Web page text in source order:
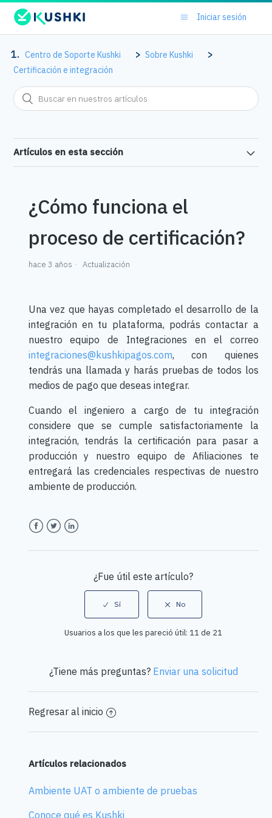
Iniciar sesión
Centro de Soporte Kushki
Sobre Kushki
Certificación e integración
Artículos en esta sección
¿Cómo funciona el
proceso de certificación?
hace 3 años Actualización
Una vez que hayas completado el desarrollo de la
integración en tu plataforma, podrás contactar a
nuestro equipo de Integraciones en el correo
integraciones@kushkipagos.com, con quienes
tendrás una llamada y harás pruebas de todos los
medios de pago que deseas integrar.
Cuando el ingeniero a cargo de tu integración
considere que se cumple satisfactoriamente la
integración, tendrás la certificación para pasar a
producción y nuestro equipo de Afiliaciones te
entregará las credenciales respectivas de nuestro
ambiente de producción.
¿Fue útil este artículo?
Usuarios a los que les pareció útil: 11 de 21
¿Tiene más preguntas? Enviar una solicitud
Regresar al inicio
Artículos relacionados
Ambiente UAT o ambiente de pruebas
Conoce qué es Kushki